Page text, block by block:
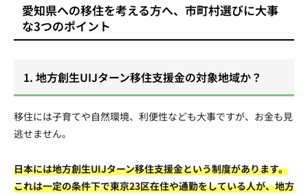
愛知県への移住を考える方へ、市町村選びに大事
な3つのポイント
1. 地方創生UIJターン移住支援金の対象地域か？
移住には子育てや自然環境、利便性なども大事ですが、お金も見
逃せません。
日本には地方創生UIJターン移住支援金という制度があります。
これは一定の条件下で東京23区在住や通勤をしている人が、地方